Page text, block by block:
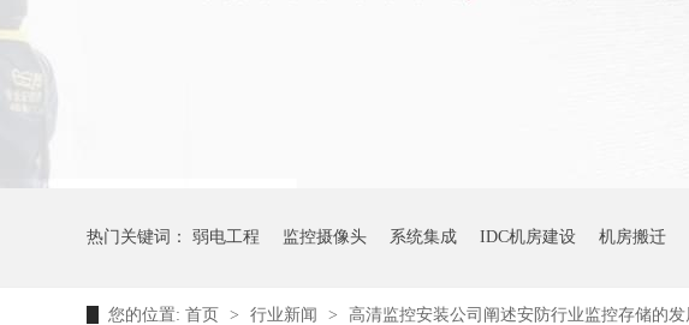
热门关键词： 弱电工程 监控摄像头 系统集成 IDC机房建设 机房搬迁
您的位置: 首页 > 行业新闻 > 高清监控安装公司阐述安防行业监控存储的发